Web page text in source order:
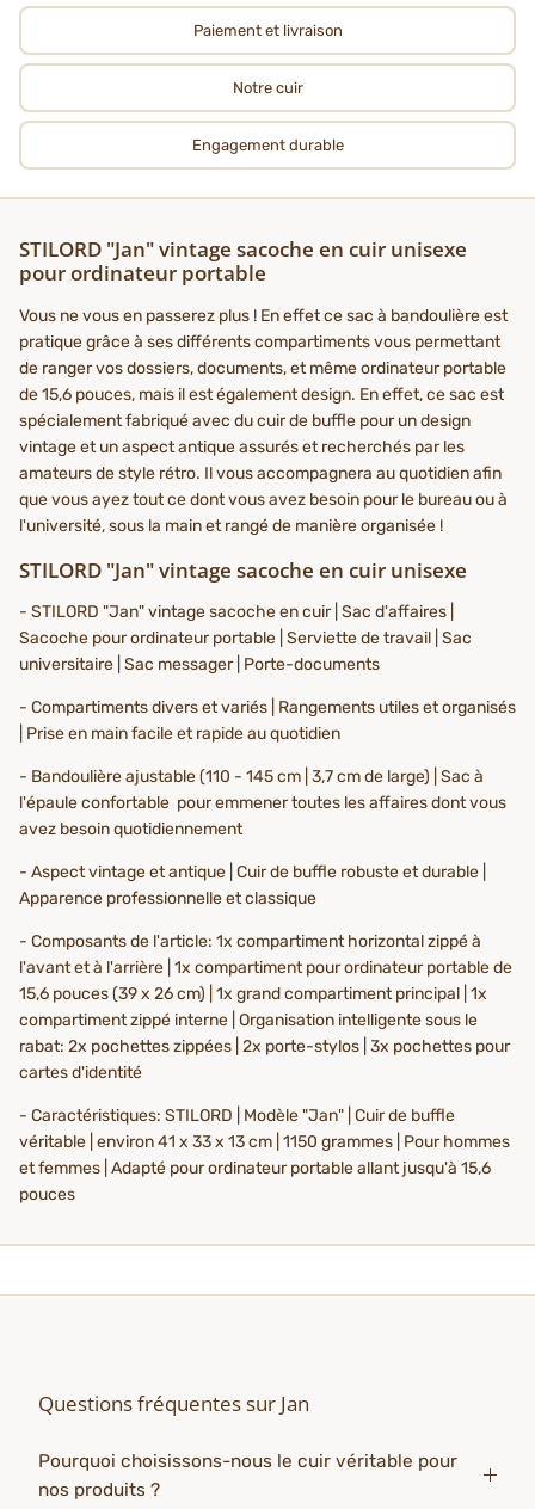
Paiement et livraison
Notre cuir
Engagement durable
STILORD "Jan" vintage sacoche en cuir unisexe
pour ordinateur portable
Vous ne vous en passerez plus ! En effet ce sac à bandoulière est
pratique grâce à ses différents compartiments vous permettant
de ranger vos dossiers, documents, et même ordinateur portable
de 15,6 pouces, mais il est également design. En effet, ce sac est
spécialement fabriqué avec du cuir de buffle pour un design
vintage et un aspect antique assurés et recherchés par les
amateurs de style rétro. Il vous accompagnera au quotidien afin
que vous ayez tout ce dont vous avez besoin pour le bureau ou à
l'université, sous la main et rangé de manière organisée !
STILORD "Jan" vintage sacoche en cuir unisexe
- STILORD "Jan" vintage sacoche en cuir | Sac d'affaires |
Sacoche pour ordinateur portable | Serviette de travail | Sac
universitaire | Sac messager | Porte-documents
- Compartiments divers et variés | Rangements utiles et organisés
| Prise en main facile et rapide au quotidien
- Bandoulière ajustable (110 - 145 cm | 3,7 cm de large) | Sac à
l'épaule confortable pour emmener toutes les affaires dont vous
avez besoin quotidiennement
- Aspect vintage et antique | Cuir de buffle robuste et durable |
Apparence professionnelle et classique
- Composants de l'article: 1x compartiment horizontal zippé à
l'avant et à l'arrière | 1x compartiment pour ordinateur portable de
15,6 pouces (39 x 26 cm) | 1x grand compartiment principal | 1x
compartiment zippé interne | Organisation intelligente sous le
rabat: 2x pochettes zippées | 2x porte-stylos | 3x pochettes pour
cartes d'identité
- Caractéristiques: STILORD | Modèle "Jan" | Cuir de buffle
véritable | environ 41 x 33 x 13 cm | 1150 grammes | Pour hommes
et femmes | Adapté pour ordinateur portable allant jusqu'à 15,6
pouces
Questions fréquentes sur Jan
Pourquoi choisissons-nous le cuir véritable pour
nos produits ?